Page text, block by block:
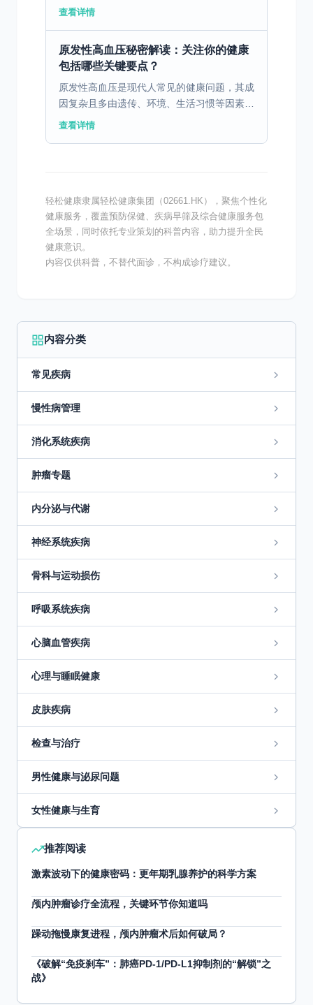
的急剧变化可以激活交感神经系统，导致心率
查看详情
原发性高血压秘密解读：关注你的健康
包括哪些关键要点？
原发性高血压是现代人常见的健康问题，其成
因复杂且多由遗传、环境、生活习惯等因素共
同作用。 一、原发性高血压的定义及发病情
查看详情
轻松健康隶属轻松健康集团（02661.HK），聚焦个性化
健康服务，覆盖预防保健、疾病早筛及综合健康服务包
全场景，同时依托专业策划的科普内容，助力提升全民
健康意识。
内容仅供科普，不替代面诊，不构成诊疗建议。
内容分类
常见疾病
慢性病管理
消化系统疾病
肿瘤专题
内分泌与代谢
神经系统疾病
骨科与运动损伤
呼吸系统疾病
心脑血管疾病
心理与睡眠健康
皮肤疾病
检查与治疗
男性健康与泌尿问题
女性健康与生育
推荐阅读
激素波动下的健康密码：更年期乳腺养护的科学方案
颅内肿瘤诊疗全流程，关键环节你知道吗
躁动拖慢康复进程，颅内肿瘤术后如何破局？
《破解“免疫刹车”：肺癌PD-1/PD-L1抑制剂的“解锁”之
战》